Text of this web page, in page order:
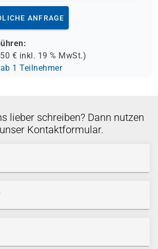
ANFRAGE
€ inkl. 19 % MwSt.)
1 Teilnehmer
lieber schreiben? Dann nutzen
Kontaktformular.